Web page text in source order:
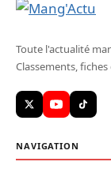
Toute l'actualité
Classements,
NAVIGATION